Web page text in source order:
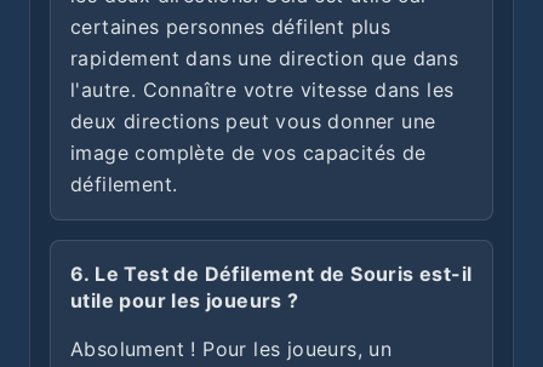
certaines personnes défilent plus
rapidement dans une direction que dans
l'autre. Connaître votre vitesse dans les
deux directions peut vous donner une
image complète de vos capacités de
défilement.
6. Le Test de Défilement de Souris est-il
utile pour les joueurs ?
Absolument ! Pour les joueurs, un